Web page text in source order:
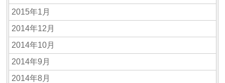
2015年1月
2014年12月
2014年10月
2014年9月
2014年8月